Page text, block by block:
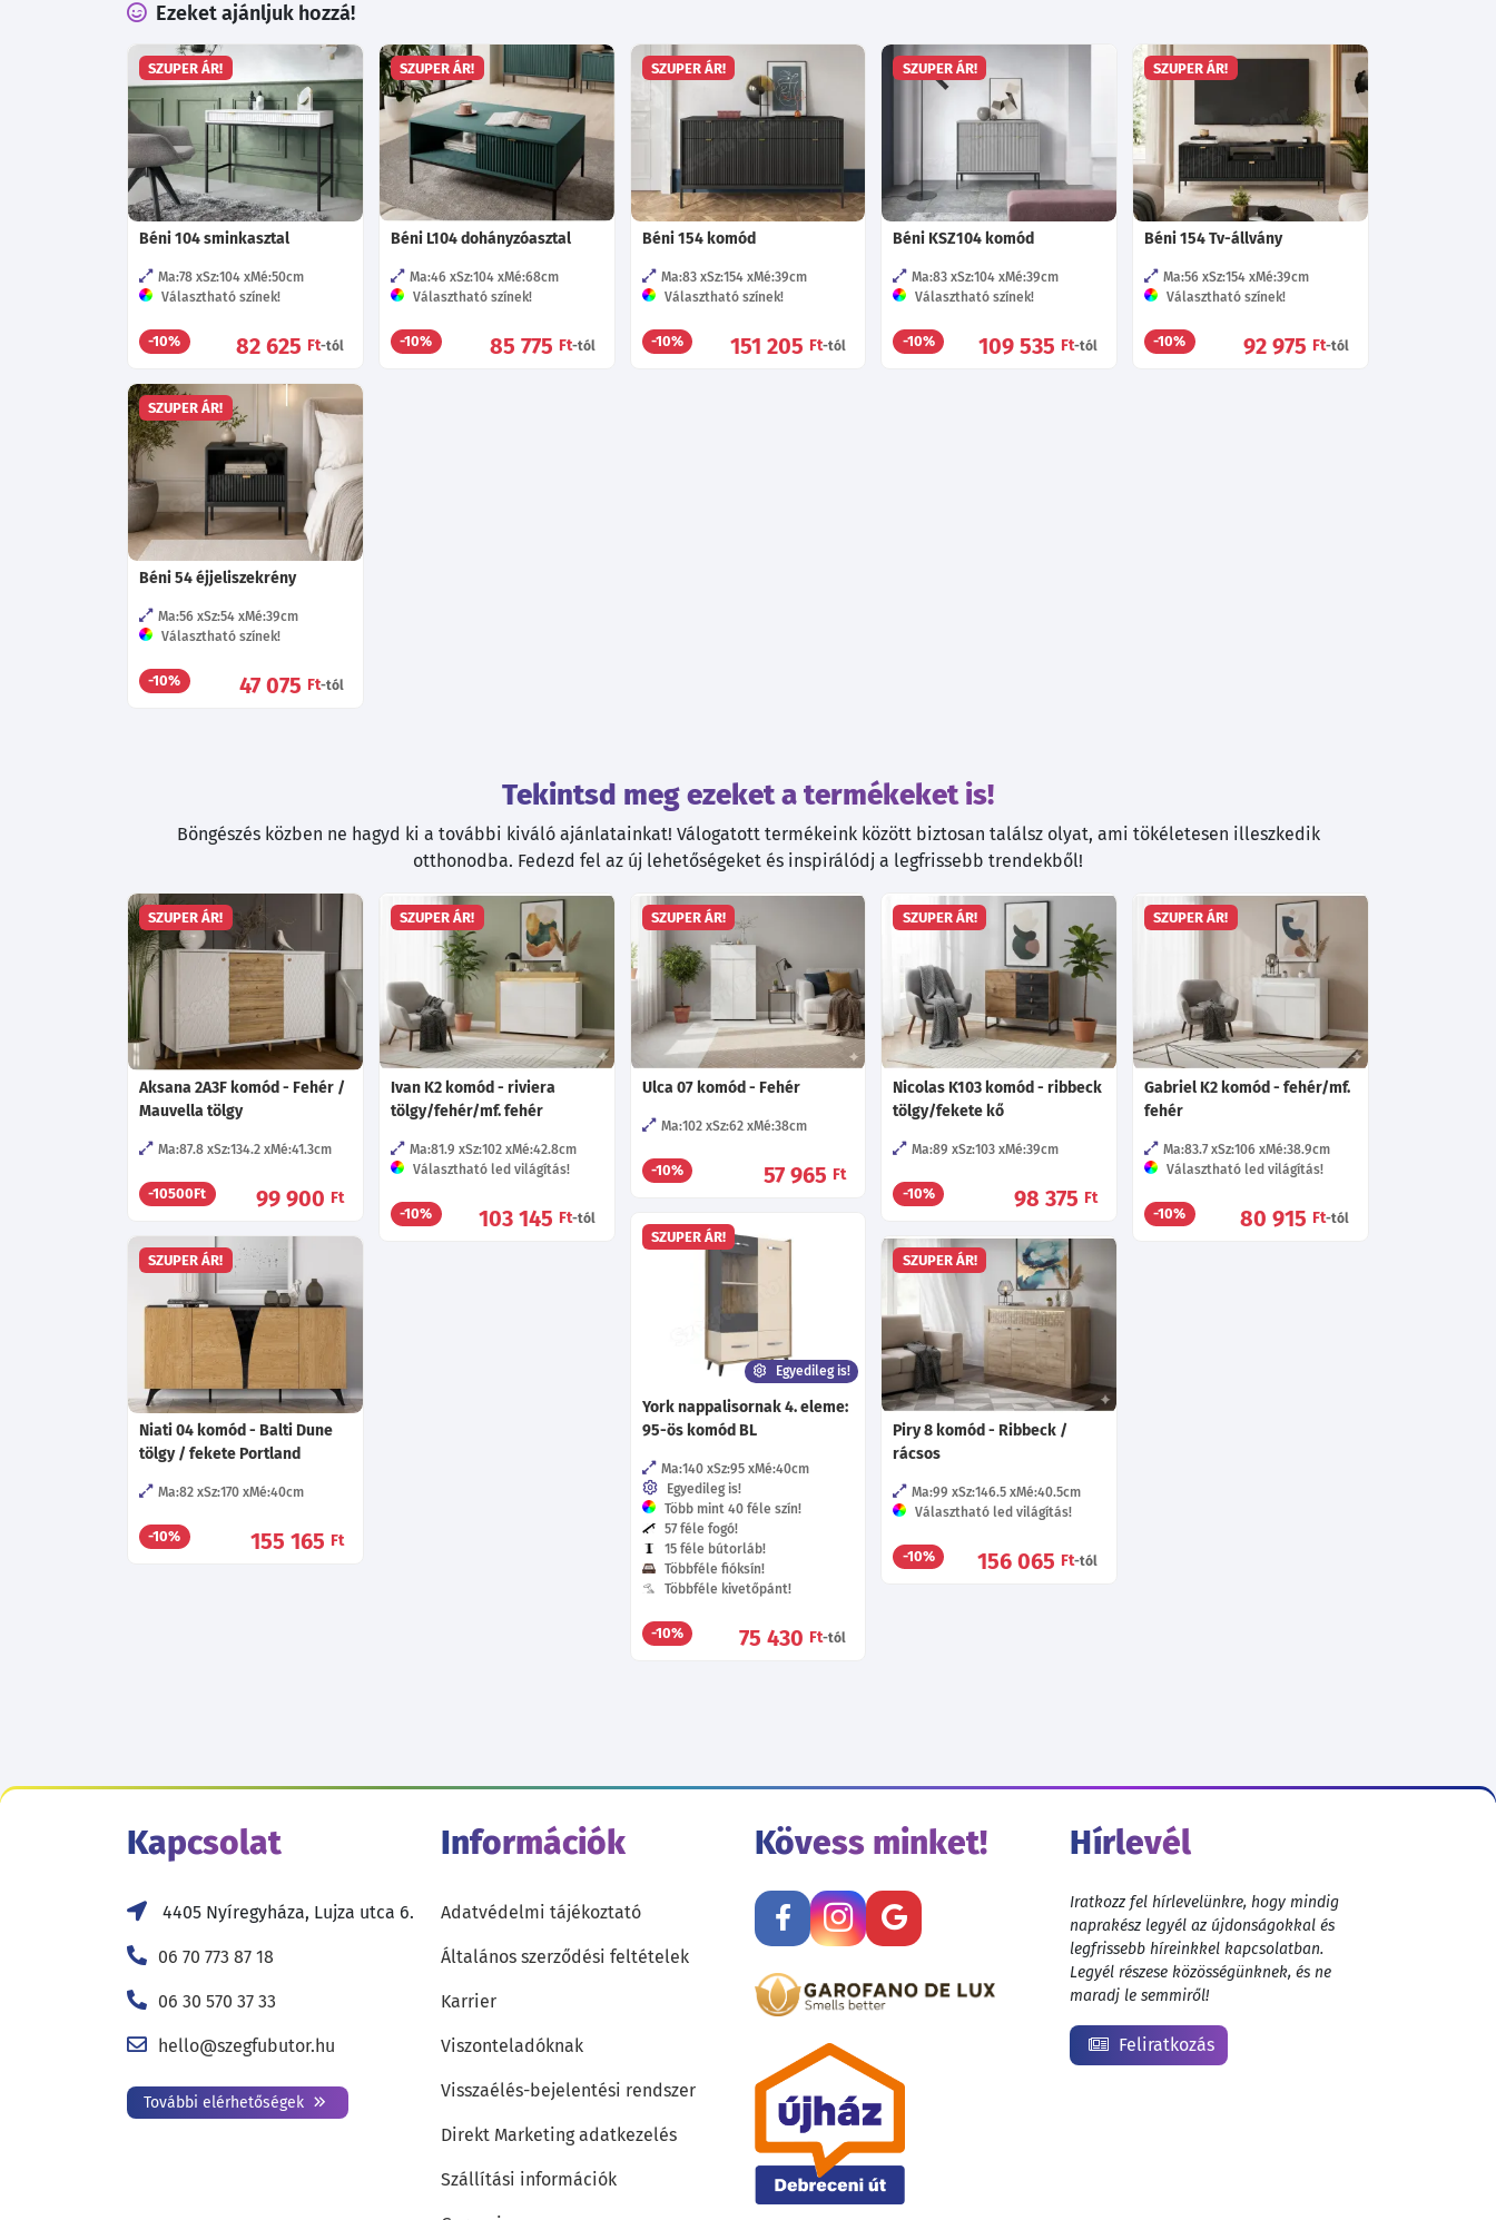
Ezeket ajánljuk hozzá!
SZUPER ÁR!
Béni 104 sminkasztal
Ma:78 Sz:104 Mé:50cm
Választható színek!
-10% 82 625 Ft-tól
SZUPER ÁR!
Béni L104 dohányzóasztal
Ma:46 Sz:104 Mé:68cm
Választható színek!
-10% 85 775 Ft-tól
SZUPER ÁR!
Béni 154 komód
Ma:83 Sz:154 Mé:39cm
Választható színek!
-10% 151 205 Ft-tól
SZUPER ÁR!
Béni KSZ104 komód
Ma:83 Sz:104 Mé:39cm
Választható színek!
-10% 109 535 Ft-tól
SZUPER ÁR!
Béni 154 Tv-állvány
Ma:56 Sz:154 Mé:39cm
Választható színek!
-10% 92 975 Ft-tól
SZUPER ÁR!
Béni 54 éjjeliszekrény
Ma:56 Sz:54 Mé:39cm
Választható színek!
-10% 47 075 Ft-tól
Tekintsd meg ezeket a termékeket is!
Böngészés közben ne hagyd ki a további kiváló ajánlatainkat! Válogatott termékeink között biztosan találsz olyat, ami tökéletesen illeszkedik
otthonodba. Fedezd fel az új lehetőségeket és inspirálódj a legfrissebb trendekből!
SZUPER ÁR!
Aksana 2A3F komód - Fehér /
Mauvella tölgy
Ma:87.8 Sz:134.2 Mé:41.3cm
-10500Ft 99 900 Ft
SZUPER ÁR!
Ivan K2 komód - riviera
tölgy/fehér/mf. fehér
Ma:81.9 Sz:102 Mé:42.8cm
Választható led világítás!
-10% 103 145 Ft-tól
SZUPER ÁR!
Ulca 07 komód - Fehér
Ma:102 Sz:62 Mé:38cm
-10% 57 965 Ft
SZUPER ÁR!
Nicolas K103 komód - ribbeck
tölgy/fekete kő
Ma:89 Sz:103 Mé:39cm
-10% 98 375 Ft
SZUPER ÁR!
Gabriel K2 komód - fehér/mf.
fehér
Ma:83.7 Sz:106 Mé:38.9cm
Választható led világítás!
-10% 80 915 Ft-tól
SZUPER ÁR!
Egyedileg is!
York nappalisornak 4. eleme:
95-ös komód BL
Ma:140 Sz:95 Mé:40cm
Egyedileg is!
Több mint 40 féle szín!
57 féle fogó!
15 féle bútorláb!
Többféle fióksín!
Többféle kivetőpánt!
-10% 75 430 Ft-tól
SZUPER ÁR!
Niati 04 komód - Balti Dune
tölgy / fekete Portland
Ma:82 Sz:170 Mé:40cm
-10% 155 165 Ft
SZUPER ÁR!
Piry 8 komód - Ribbeck /
rácsos
Ma:99 Sz:146.5 Mé:40.5cm
Választható led világítás!
-10% 156 065 Ft-tól
Kapcsolat
4405 Nyíregyháza, Lujza utca 6.
06 70 773 87 18
06 30 570 37 33
hello@szegfubutor.hu
További elérhetőségek
Információk
Adatvédelmi tájékoztató
Általános szerződési feltételek
Karrier
Viszonteladóknak
Visszaélés-bejelentési rendszer
Direkt Marketing adatkezelés
Szállítási információk
Kövess minket! Hírlevél
Iratkozz fel hírlevelünkre, hogy mindig
naprakész legyél az újdonságokkal és
legfrissebb híreinkkel kapcsolatban.
Legyél részese közösségünknek, és ne
maradj le semmiről!
Feliratkozás